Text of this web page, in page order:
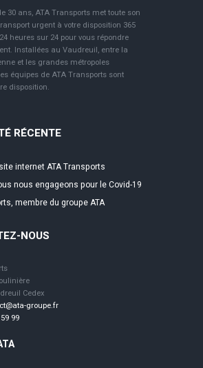
30 ans, ATA Transports met toute son
urgent à votre disposition 365
heures sur 24 pour vous répondre
Installées au Vaudreuil, entre la
et les grandes métropoles
équipes de ATA Transports sont
disposition.
RÉCENTE
internet ATA Transports
nous engageons pour le Covid-19
membre du groupe ATA
NOUS
Cedex
groupe.fr
99